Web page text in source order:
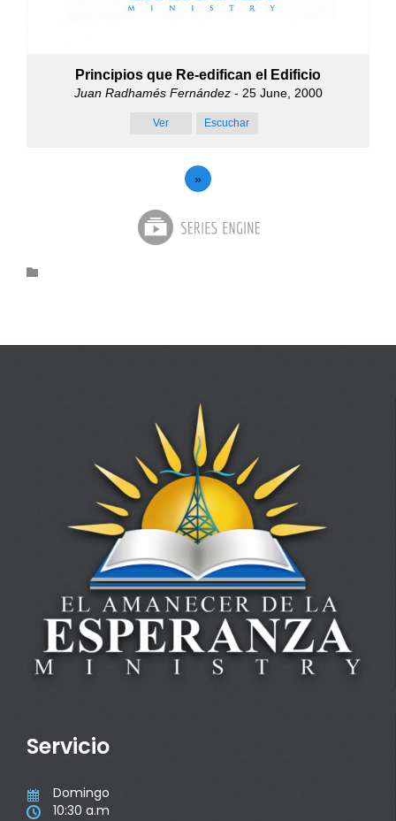
Principios que Re-edifican el Edificio
Juan Radhamés Fernández- 25 June, 2000
Ver Escuchar
»

Servicio
 Domingo
 10:30 a.m